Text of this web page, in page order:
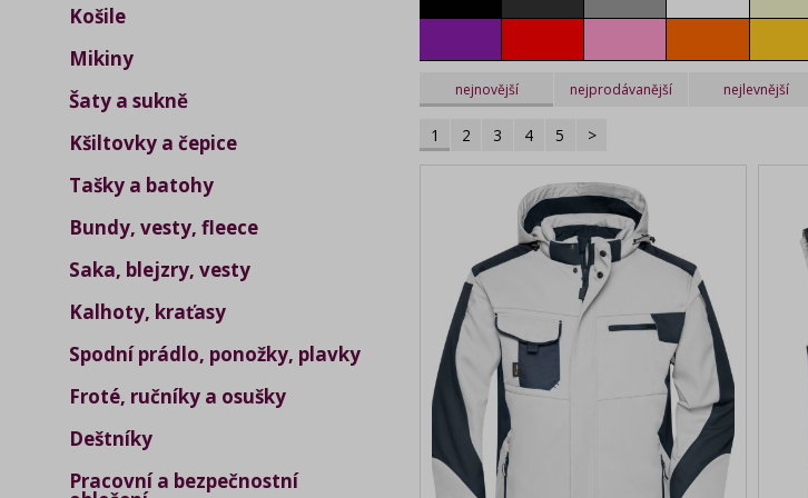
Košile
Mikiny
Šaty a sukně
Kšiltovky a čepice
Tašky a batohy
Bundy, vesty, fleece
Saka, blejzry, vesty
Kalhoty, kraťasy
Spodní prádlo, ponožky, plavky
Froté, ručníky a osušky
Deštníky
Pracovní a bezpečnostní
nejnovější nejprodávanější nejlevnější
1 2 3 4 5 >